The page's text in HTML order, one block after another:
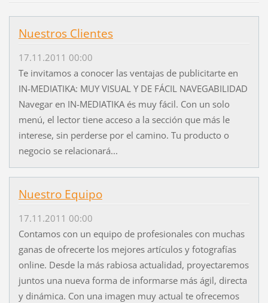
Nuestros Clientes
17.11.2011 00:00
Te invitamos a conocer las ventajas de publicitarte en
IN-MEDIATIKA: MUY VISUAL Y DE FÁCIL NAVEGABILIDAD
Navegar en IN-MEDIATIKA és muy fácil. Con un solo
menú, el lector tiene acceso a la sección que más le
interese, sin perderse por el camino. Tu producto o
negocio se relacionará...
Nuestro Equipo
17.11.2011 00:00
Contamos con un equipo de profesionales con muchas
ganas de ofrecerte los mejores artículos y fotografías
online. Desde la más rabiosa actualidad, proyectaremos
juntos una nueva forma de informarse más ágil, directa
y dinámica. Con una imagen muy actual te ofrecemos